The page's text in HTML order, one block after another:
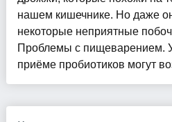
нашем кишечнике. Но даже
некоторые неприятные
Проблемы с пищеварением.
приёме пробиотиков могут